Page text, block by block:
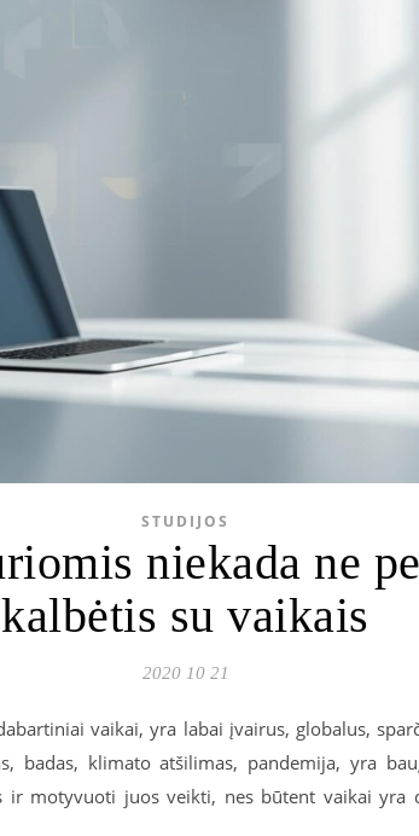
STUDIJOS
niekada ne
kalbėtis su vaikais
2020 10 21
vaikai, yra labai įvairus, globalus,
badas, klimato atšilimas, pandemija, yra
ir motyvuoti juos veikti, nes būtent vaikai